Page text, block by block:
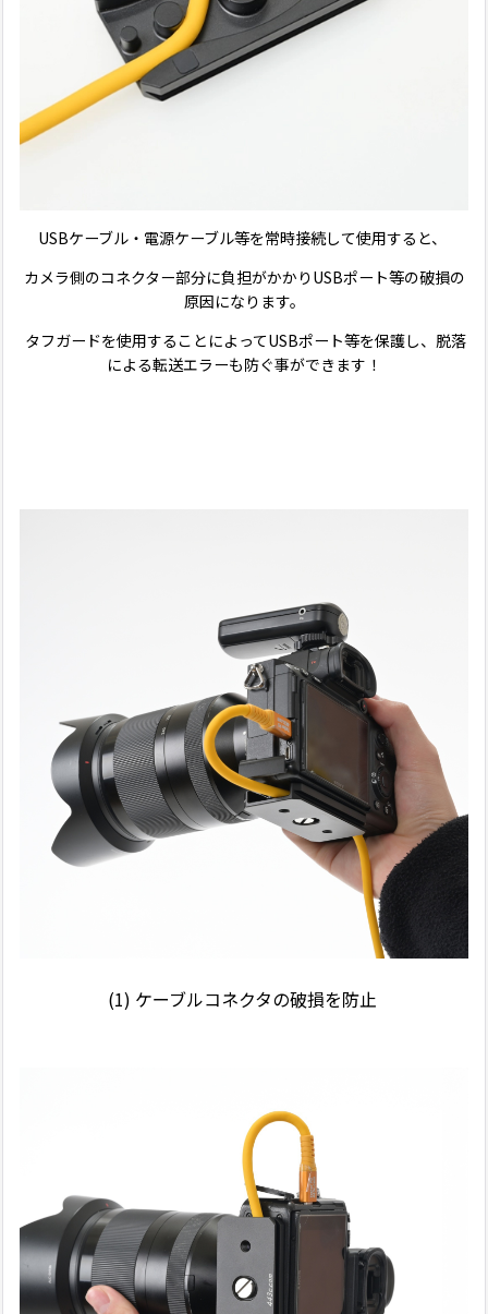
USBケーブル・電源ケーブル等を常時接続して使用すると、
カメラ側のコネクター部分に負担がかかりUSBポート等の破損の
原因になります。
タフガードを使用することによってUSBポート等を保護し、脱落
による転送エラーも防ぐ事ができます！
(1) ケーブルコネクタの破損を防止